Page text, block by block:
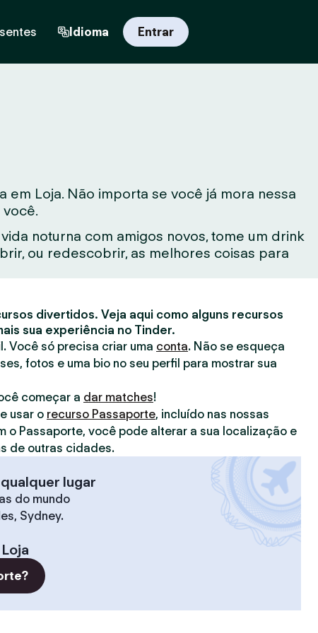
Idioma Entrar
Loja. Não importa se você já mora nessa
noturna com amigos novos, tome um drink
ou redescobrir, as melhores coisas para
divertidos. Veja aqui como alguns recursos
sua experiência no Tinder.
Você só precisa criar uma conta. Não se esqueça
fotos e uma bio no seu perfil para mostrar sua
começar a dar matches!
usar o recurso Passaporte, incluído nas nossas
o Passaporte, você pode alterar a sua localização e
de outras cidades.
lugar
do mundo
Sydney.
Loja